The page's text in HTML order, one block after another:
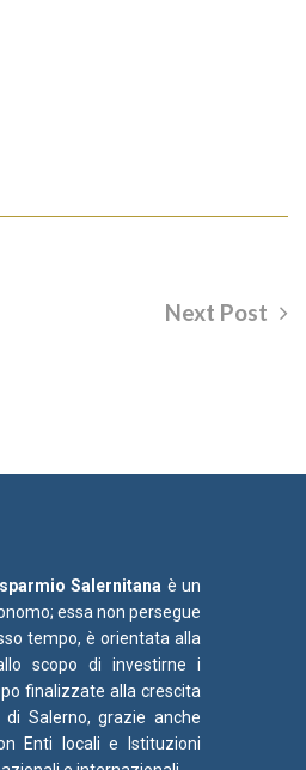
Next Post
Salernitana è un
essa non persegue
tempo, è orientata alla
scopo di investirne i
finalizzate alla crescita
Salerno, grazie anche
Enti locali e Istituzioni